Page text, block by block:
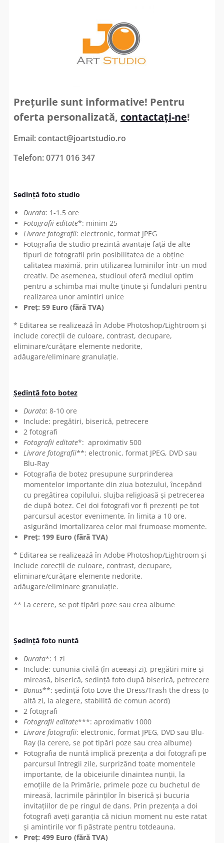
Prețurile sunt informative! Pentru
oferta personalizată, contactați-ne!
Email: contact@joartstudio.ro
Telefon: 0771 016 347
Sedință foto studio
Durata: 1-1.5 ore
Fotografii editate*: minim 25
Livrare fotografii: electronic, format JPEG
Fotografia de studio prezintă avantaje față de alte
tipuri de fotografii prin posibilitatea de a obține
calitatea maximă, prin utilizarea luminilor într-un mod
creativ. De asemenea, studioul oferă mediul optim
pentru a schimba mai multe ținute și fundaluri pentru
realizarea unor amintiri unice
Preț: 59 Euro (fără TVA)
* Editarea se realizează în Adobe Photoshop/Lightroom și
include corecții de culoare, contrast, decupare,
eliminare/curățare elemente nedorite,
adăugare/eliminare granulație.
Ședință foto botez
Durata: 8-10 ore
Include: pregătiri, biserică, petrecere
2 fotografi
Fotografii editate*: aproximativ 500
Livrare fotografii**: electronic, format JPEG, DVD sau
Blu-Ray
Fotografia de botez presupune surprinderea
momentelor importante din ziua botezului, începând
cu pregătirea copilului, slujba religioasă și petrecerea
de după botez. Cei doi fotografi vor fi prezenți pe tot
parcursul acestor evenimente, în limita a 10 ore,
asigurând imortalizarea celor mai frumoase momente.
Preț: 199 Euro (fără TVA)
* Editarea se realizează în Adobe Photoshop/Lightroom și
include corecții de culoare, contrast, decupare,
eliminare/curățare elemente nedorite,
adăugare/eliminare granulație.
** La cerere, se pot tipări poze sau crea albume
Ședință foto nuntă
Durata*: 1 zi
Include: cununia civilă (în aceeași zi), pregătiri mire și
mireasă, biserică, sedință foto după biserică, petrecere
Bonus**: ședință foto Love the Dress/Trash the dress (o
altă zi, la alegere, stabilită de comun acord)
2 fotografi
Fotografii editate***: aproximativ 1000
Livrare fotografii: electronic, format JPEG, DVD sau Blu-
Ray (la cerere, se pot tipări poze sau crea albume)
Fotografia de nuntă implică prezența a doi fotografi pe
parcursul întregii zile, surprizând toate momentele
importante, de la obiceiurile dinaintea nunții, la
emoțiile de la Primărie, primele poze cu buchetul de
mireasă, lacrimile părinților în biserică și bucuria
invitațiilor de pe ringul de dans. Prin prezența a doi
fotografi aveți garanția că niciun moment nu este ratat
și amintirile vor fi păstrate pentru totdeauna.
Preț: 499 Euro (fără TVA)